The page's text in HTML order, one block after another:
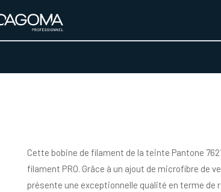
Cette bobine de filament de la teinte Pantone
filament PRO. Grâce à un ajout de microfibre de
présente une exceptionnelle qualité en terme